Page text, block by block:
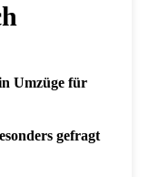
Umzüge für
gefragt